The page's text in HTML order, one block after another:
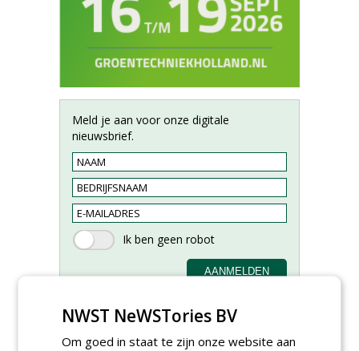
Meld je aan voor onze digitale
nieuwsbrief.
NWST NeWSTories BV
Om goed in staat te zijn onze website aan